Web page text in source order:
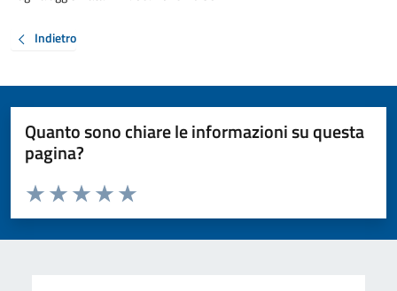
Indietro
Quanto sono chiare le informazioni su questa
pagina?
Valuta da 1 a 5 stelle la pagina
Valuta 5 stelle su 5
Valuta 4 stelle su 5
Valuta 3 stelle su 5
Valuta 2 stelle su 5
Valuta 1 stelle su 5